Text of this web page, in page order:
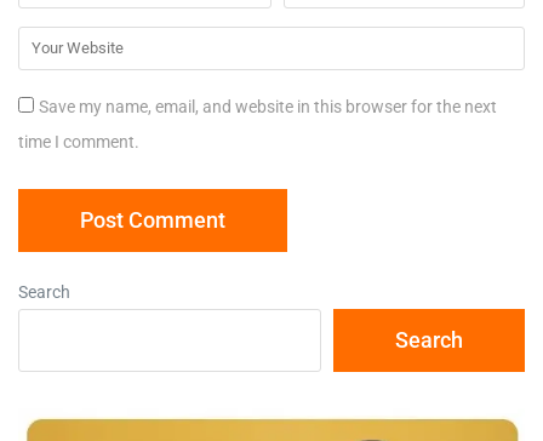
Save my name, email, and website in this browser for the next
time I comment.
Search
Search